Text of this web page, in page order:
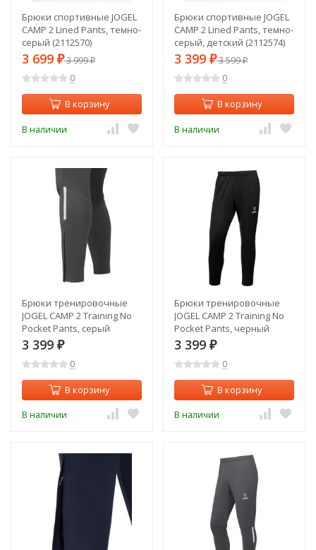
Брюки спортивные JOGEL
CAMP 2 Lined Pants, темно-
серый (2112570)
3 699 ₽3 999₽
0
В корзину
В наличии
Брюки спортивные JOGEL
CAMP 2 Lined Pants, темно-
серый, детский (2112574)
3 399 ₽3 599₽
0
В корзину
В наличии
Брюки тренировочные
JOGEL CAMP 2 Training No
Pocket Pants, серый
(2114505)
3 399 ₽
0
В корзину
В наличии
Брюки тренировочные
JOGEL CAMP 2 Training No
Pocket Pants, черный
(2114516)
3 399 ₽
0
В корзину
В наличии